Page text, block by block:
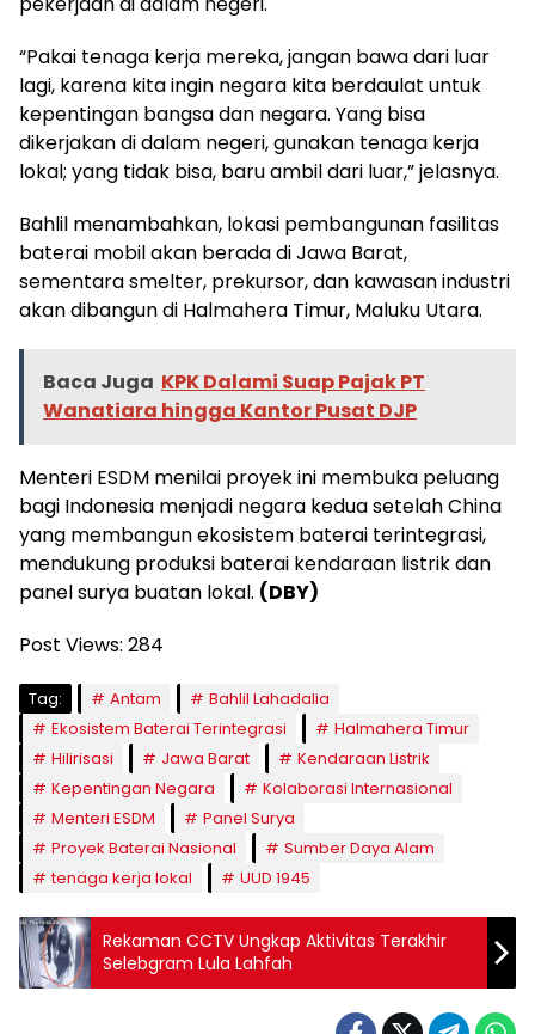
“Pakai tenaga kerja mereka, jangan bawa dari luar
lagi, karena kita ingin negara kita berdaulat untuk
kepentingan bangsa dan negara. Yang bisa
dikerjakan di dalam negeri, gunakan tenaga kerja
lokal; yang tidak bisa, baru ambil dari luar,” jelasnya.
Bahlil menambahkan, lokasi pembangunan fasilitas
baterai mobil akan berada di Jawa Barat,
sementara smelter, prekursor, dan kawasan industri
akan dibangun di Halmahera Timur, Maluku Utara.
Baca Juga KPK Dalami Suap Pajak PT
Wanatiara hingga Kantor Pusat DJP
Menteri ESDM menilai proyek ini membuka peluang
bagi Indonesia menjadi negara kedua setelah China
yang membangun ekosistem baterai terintegrasi,
mendukung produksi baterai kendaraan listrik dan
panel surya buatan lokal. (DBY)
Post Views: 284
Tag: Antam
Bahlil Lahadalia
Ekosistem Baterai Terintegrasi
Halmahera Timur
Hilirisasi
Jawa Barat
Kendaraan Listrik
Kepentingan Negara
Kolaborasi Internasional
Menteri ESDM
Panel Surya
Proyek Baterai Nasional
Sumber Daya Alam
tenaga kerja lokal
UUD 1945
Rekaman CCTV Ungkap Aktivitas Terakhir
Selebgram Lula Lahfah